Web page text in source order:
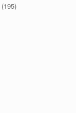
(195)